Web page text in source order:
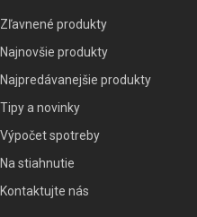
Zľavnené produkty
Najnovšie produkty
Najpredávanejšie produkty
Tipy a novinky
Výpočet spotreby
Na stiahnutie
Kontaktujte nás